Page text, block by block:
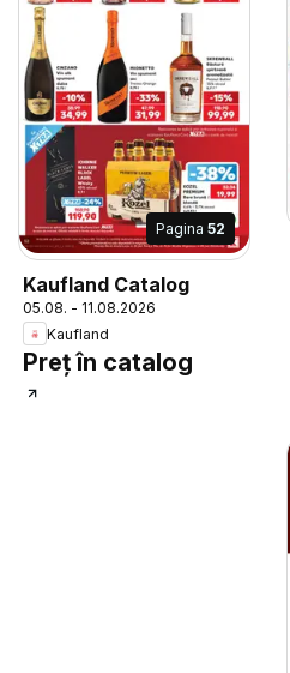
Pagina 52
Kaufland Catalog
05.08. - 11.08.2026
Kaufland
Preț în catalog